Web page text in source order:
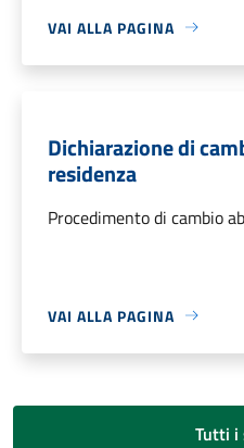
VAI ALLA PAGINA
Dichiarazione di
residenza
Procedimento di cambio
VAI ALLA PAGINA
Tutti i